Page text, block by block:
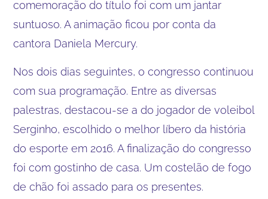
comemoração do título foi com um jantar
suntuoso. A animação ficou por conta da
cantora Daniela Mercury.
Nos dois dias seguintes, o congresso continuou
com sua programação. Entre as diversas
palestras, destacou-se a do jogador de voleibol
Serginho, escolhido o melhor líbero da história
do esporte em 2016. A finalização do congresso
foi com gostinho de casa. Um costelão de fogo
de chão foi assado para os presentes.